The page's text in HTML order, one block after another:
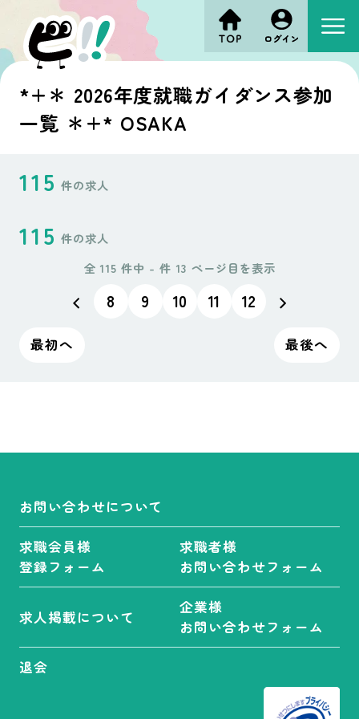
*+＊ 2026年度就職ガイダンス参加
一覧 ＊+* OSAKA
115 件の求人
115 件の求人
全 115 件中 - 件 13 ページ目を表示
最初へ
8 9 10 11 12
最後へ
お問い合わせについて
求職会員様
登録フォーム
求職者様
お問い合わせフォーム
求人掲載について
企業様
お問い合わせフォーム
退会